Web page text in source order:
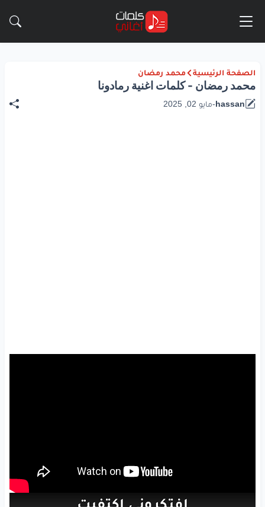
الصفحة الرئيسية محمد رمضان
محمد رمضان - كلمات اغنية رمادونا
hassan
-مايو 02, 2025
افتكروني اكتفيت